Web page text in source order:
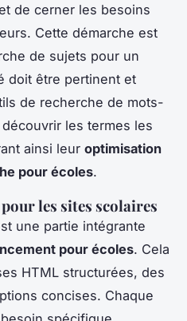
de cerner les besoins
Cette démarche est
de sujets pour un
doit être pertinent et
de recherche de mots-
les termes les
ainsi leur optimisation
pour écoles.
les sites scolaires
une partie intégrante
pour écoles. Cela
HTML structurées, des
concises. Chaque